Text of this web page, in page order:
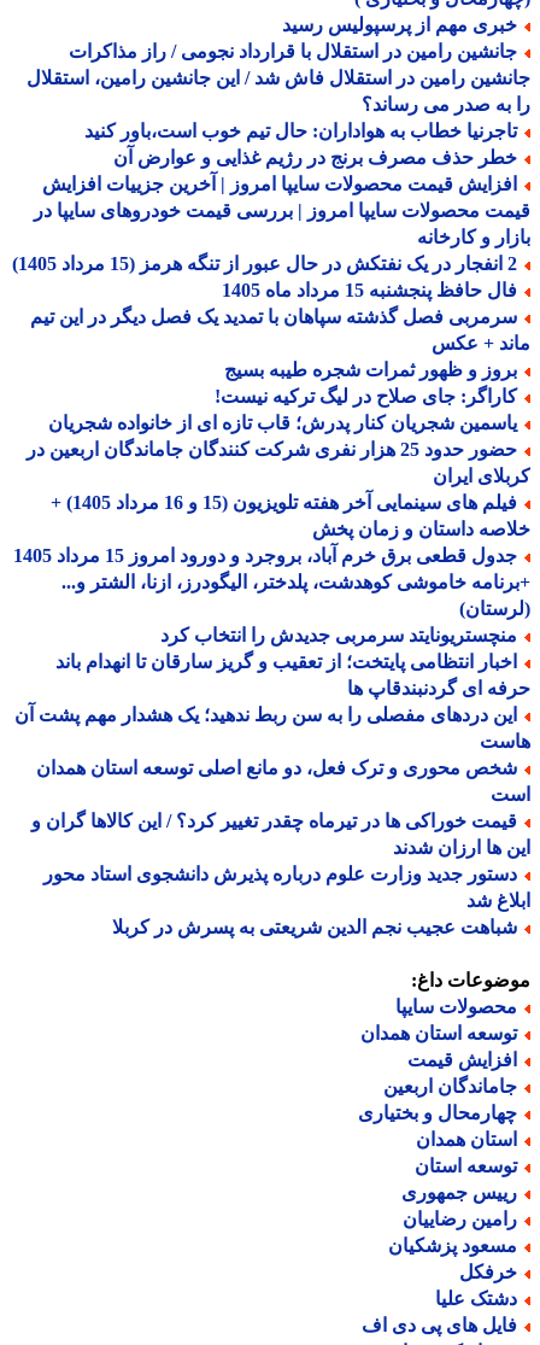
مهم از پرسپولیس رسید
رامین در استقلال با قرارداد نجومی / راز مذاکرات
رامین در استقلال فاش شد / این جانشین رامین، استقلال
به صدر می رساند؟
خطاب به هواداران: حال تیم خوب است،باور کنید
حذف مصرف برنج در رژیم غذایی و عوارض آن
قیمت محصولات سایپا امروز | آخرین جزییات افزایش
محصولات سایپا امروز | بررسی قیمت خودروهای سایپا در
و کارخانه
حافظ پنجشنبه 15 مرداد ماه 1405
فصل گذشته سپاهان با تمدید یک فصل دیگر در این تیم
+ عکس
و ظهور ثمرات شجره طیبه بسیج
جای صلاح در لیگ ترکیه نیست!
شجریان کنار پدرش؛ قاب تازه ای از خانواده شجریان
حضور حدود 25 هزار نفری شرکت کنندگان جاماندگان اربعین در
ایران
فیلم های سینمایی آخر هفته تلویزیون (15 و 16 مرداد 1405) +
داستان و زمان پخش
جدول قطعی برق خرم آباد، بروجرد و دورود امروز 15 مرداد 1405
خاموشی کوهدشت، پلدختر، الیگودرز، ازنا، الشتر و...
سرمربی جدیدش را انتخاب کرد
انتظامی پایتخت؛ از تعقیب و گریز سارقان تا انهدام باند
ای گردنبندقاپ ها
دردهای مفصلی را به سن ربط ندهید؛ یک هشدار مهم پشت آن
محوری و ترک فعل، دو مانع اصلی توسعه استان همدان
خوراکی ها در تیرماه چقدر تغییر کرد؟ / این کالاها گران و
ها ارزان شدند
جدید وزارت علوم درباره پذیرش دانشجوی استاد محور
شد
عجیب نجم الدین شریعتی به پسرش در کربلا
داغ:
سایپا
استان همدان
قیمت
اربعین
و بختیاری
همدان
استان
جمهوری
رضاییان
پزشکیان
علیا
های پی دی اف